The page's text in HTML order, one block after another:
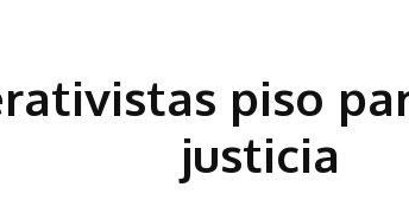
piso
justicia